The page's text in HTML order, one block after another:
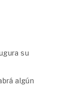
su
algún